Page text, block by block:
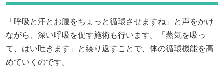
「呼吸と汗とお腹をちょっと循環させますね」と声をかけ
ながら、深い呼吸を促す施術も行います。「蒸気を吸っ
て、はい吐きます」と繰り返すことで、体の循環機能を高
めていくのです。